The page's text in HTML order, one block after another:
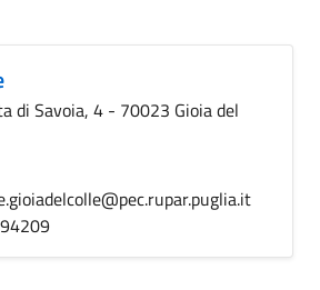
di Savoia, 4 - 70023 Gioia del